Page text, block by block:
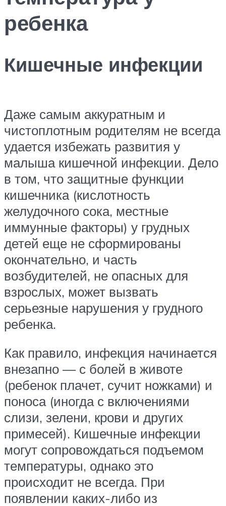
ребенка
Кишечные инфекции
Даже самым аккуратным и
чистоплотным родителям не всегда
удается избежать развития у
малыша кишечной инфекции. Дело
в том, что защитные функции
кишечника (кислотность
желудочного сока, местные
иммунные факторы) у грудных
детей еще не сформированы
окончательно, и часть
возбудителей, не опасных для
взрослых, может вызвать
серьезные нарушения у грудного
ребенка.
Как правило, инфекция начинается
внезапно — с болей в животе
(ребенок плачет, сучит ножками) и
поноса (иногда с включениями
слизи, зелени, крови и других
примесей). Кишечные инфекции
могут сопровождаться подъемом
температуры, однако это
происходит не всегда. При
появлении каких-либо из